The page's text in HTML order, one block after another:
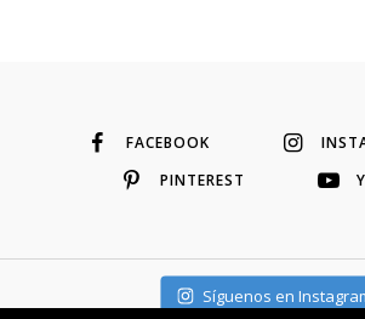
FACEBOOK
PINTEREST
Síguenos en